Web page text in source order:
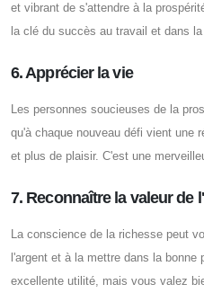
et vibrant de s'attendre à la
la clé du succès au travail et dans
6. Apprécier la vie
Les personnes soucieuses de la
qu'à chaque nouveau défi vient une
et plus de plaisir. C'est une
7. Reconnaître la valeur de
La conscience de la richesse peut
l'argent et à la mettre dans la
excellente utilité, mais vous valez